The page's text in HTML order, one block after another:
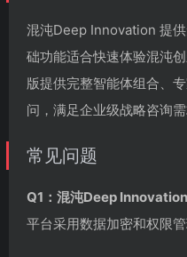
混沌Deep Innovation 提
础功能适合快速体验混沌
版提供完整智能体组合、
问，满足企业级战略咨询需
常见问题
Q1：混沌Deep
平台采用数据加密和权限